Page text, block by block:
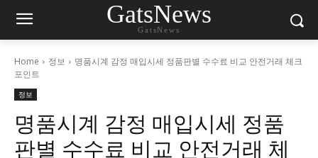
GatsNews
GatsNews
Home 정보
명품시계 감정 매입시세 정품판별 수수료 비교 안전거래 체크
포인트
정보
명품시계 감정 매입시세 정품
판별 수수료 비교 안전거래 체